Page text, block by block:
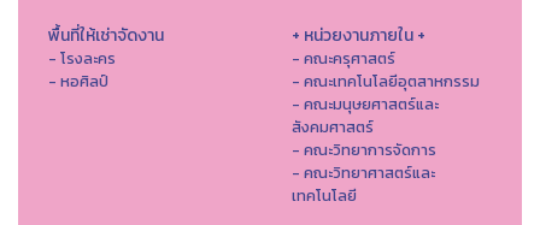
พื้นที่ให้เช่าจัดงาน
- โรงละคร
- หอศิลป์
+ หน่วยงานภายใน +
- คณะครุศาสตร์
- คณะเทคโนโลยีอุตสาหกรรม
- คณะมนุษยศาสตร์และ
สังคมศาสตร์
- คณะวิทยาการจัดการ
- คณะวิทยาศาสตร์และ
เทคโนโลยี